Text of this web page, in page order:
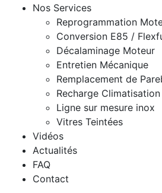
Nos Services
Reprogrammation
Conversion E85 /
Décalaminage Moteur
Entretien Mécanique
Remplacement de
Recharge Climatisation
Ligne sur mesure inox
Vitres Teintées
Vidéos
Actualités
FAQ
Contact